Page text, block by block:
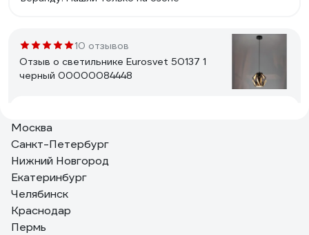
10 отзывов
Отзыв о светильнике Eurosvet 50137 1
черный 00000084448
Очень качественные, окрас идеальный, мне
понравились.
Отзыв о подвесе ODEON LIGHT RUNGA
стекло E27 60W 4766/1
Москва
Санкт-Петербург
Нижний Новгород
Екатеринбург
Челябинск
Краснодар
Пермь